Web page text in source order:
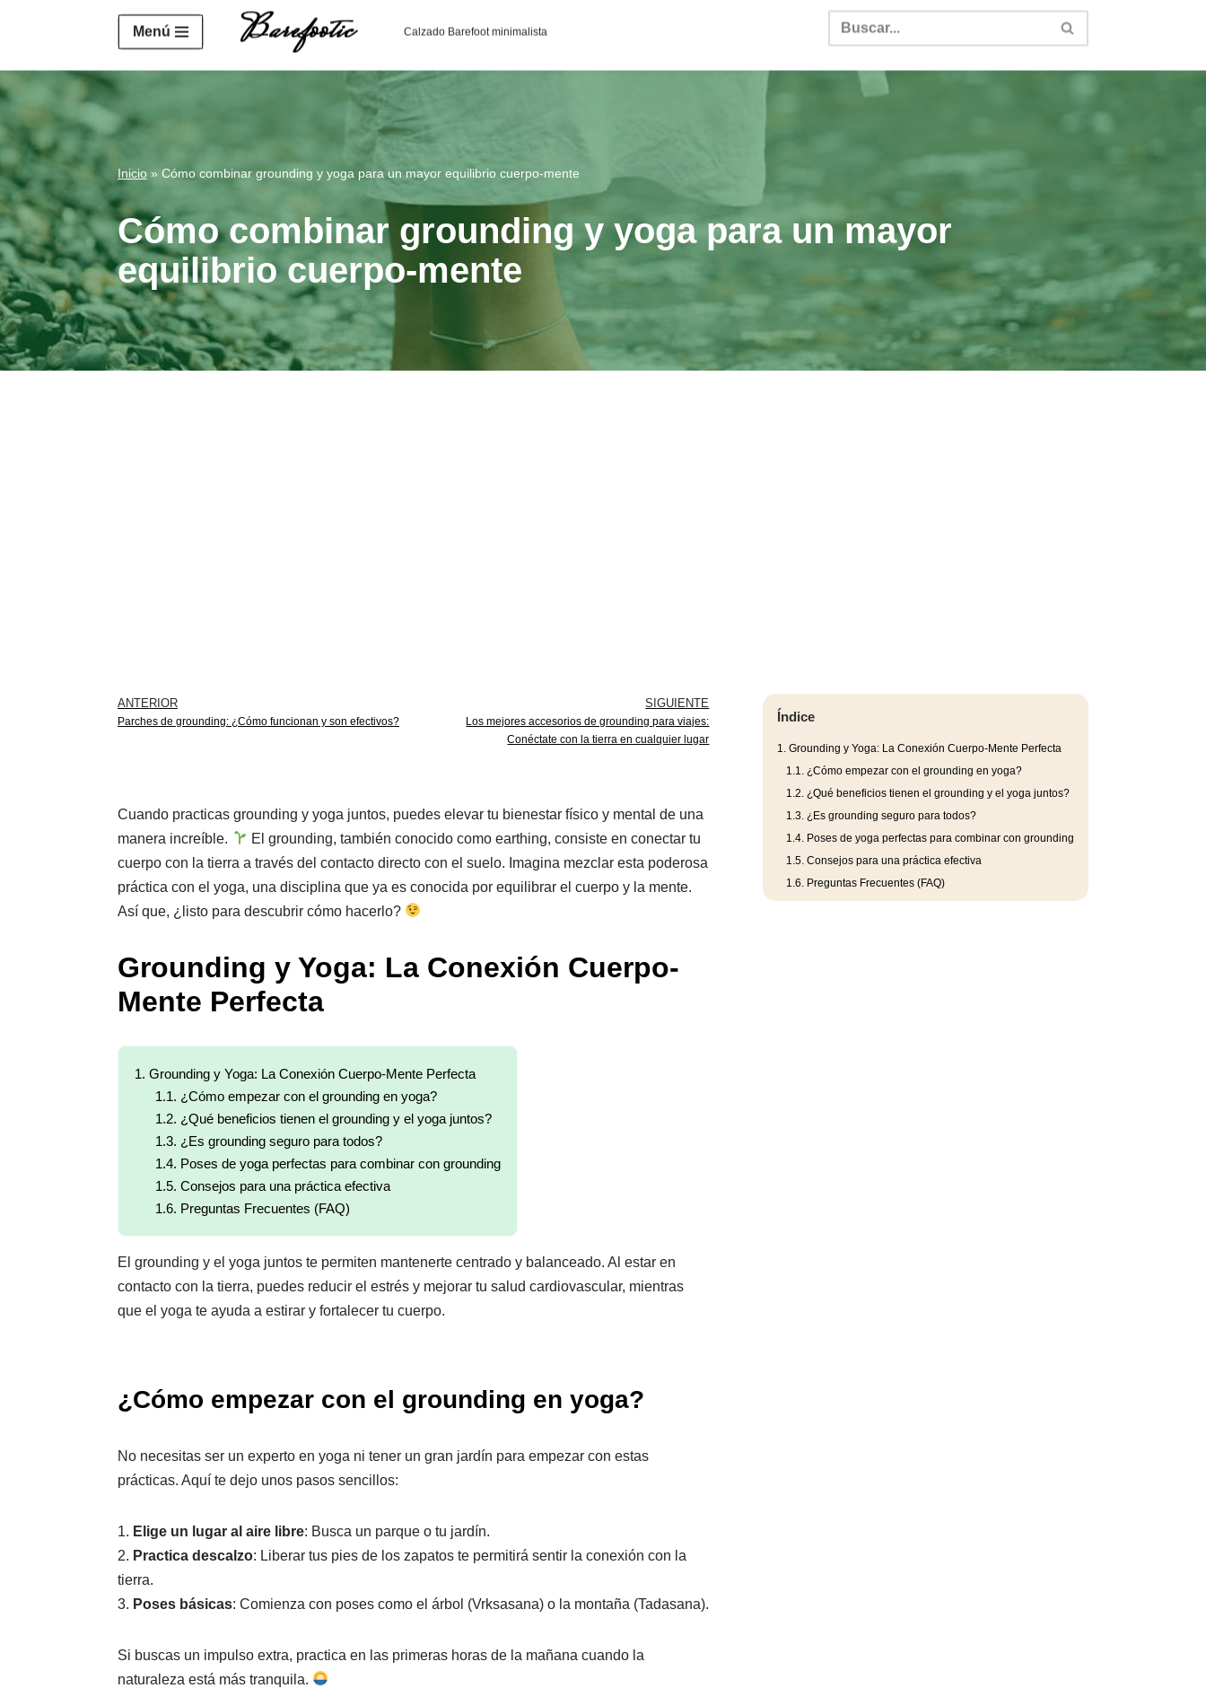
https://salesiq.zohopublic.eu/widget?wc=siq4a1451e70fa5f95c0398aa2df141a4ab237876b314bf4c92f4942fed1c49e92d
Saltar
contenido
Menú Calzado Barefoot minimalista
Inicio » Cómo combinar grounding y yoga para un mayor equilibrio cuerpo-mente
Cómo combinar grounding y yoga para un mayor
equilibrio cuerpo-mente
ANTERIOR
Parches de grounding: ¿Cómo funcionan y son efectivos?
SIGUIENTE
Los mejores accesorios de grounding para viajes:
Conéctate con la tierra en cualquier lugar
Cuando practicas grounding y yoga juntos, puedes elevar tu bienestar físico y mental de una
manera increíble.
El grounding, también conocido como earthing, consiste en conectar tu
cuerpo con la tierra a través del contacto directo con el suelo. Imagina mezclar esta poderosa
práctica con el yoga, una disciplina que ya es conocida por equilibrar el cuerpo y la mente.
Así que, ¿listo para descubrir cómo hacerlo?
Grounding y Yoga: La Conexión Cuerpo-
Mente Perfecta
1. Grounding y Yoga: La Conexión Cuerpo-Mente Perfecta
1.1. ¿Cómo empezar con el grounding en yoga?
1.2. ¿Qué beneficios tienen el grounding y el yoga juntos?
1.3. ¿Es grounding seguro para todos?
1.4. Poses de yoga perfectas para combinar con grounding
1.5. Consejos para una práctica efectiva
1.6. Preguntas Frecuentes (FAQ)
El grounding y el yoga juntos te permiten mantenerte centrado y balanceado. Al estar en
contacto con la tierra, puedes reducir el estrés y mejorar tu salud cardiovascular, mientras
que el yoga te ayuda a estirar y fortalecer tu cuerpo.
¿Cómo empezar con el grounding en yoga?
No necesitas ser un experto en yoga ni tener un gran jardín para empezar con estas
prácticas. Aquí te dejo unos pasos sencillos:
1. Elige un lugar al aire libre: Busca un parque o tu jardín.
2. Practica descalzo: Liberar tus pies de los zapatos te permitirá sentir la conexión con la
tierra.
3. Poses básicas: Comienza con poses como el árbol (Vrksasana) o la montaña (Tadasana).
Si buscas un impulso extra, practica en las primeras horas de la mañana cuando la
naturaleza está más tranquila.
Índice
1.
Grounding y Yoga: La Conexión Cuerpo-Mente Perfecta
1.1.
¿Cómo empezar con el grounding en yoga?
1.2. ¿Qué beneficios tienen el grounding y el yoga juntos?
1.3. ¿Es grounding seguro para todos?
1.4. Poses de yoga perfectas para combinar con grounding
1.5. Consejos para una práctica efectiva
1.6. Preguntas Frecuentes (FAQ)